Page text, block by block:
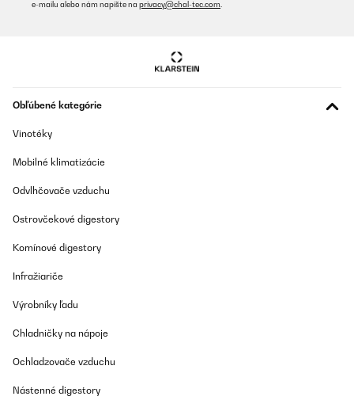
e-mailu alebo nám napíšte na privacy@chal-tec.com
Obľúbené kategórie
Vinotéky
Mobilné klimatizácie
Odvlhčovače vzduchu
Ostrovčekové digestory
Komínové digestory
Infražiariče
Výrobníky ľadu
Chladničky na nápoje
Ochladzovače vzduchu
Nástenné digestory